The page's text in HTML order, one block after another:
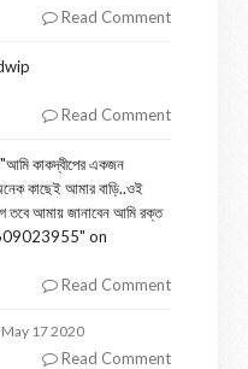
Read Comment
Read Comment
আমি কাকদ্বীপের একজন
অনেক কাছেই আমার বাড়ি..ওই
তবে আমায় জানাবেন আমি রক্ত
" on
Read Comment
May 17 2020
Read Comment